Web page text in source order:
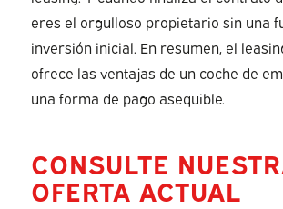
eres el orgulloso propietario sin una
inversión inicial. En resumen, el
ofrece las ventajas de un coche de
una forma de pago asequible.
CONSULTE
OFERTA ACTUAL